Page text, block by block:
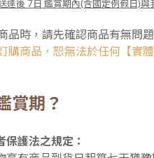
達後 7日 鑑賞期內(含國定例假日)與
品時，請先確認商品有無問
購商品，恕無法於任何【實
賞期？
保護法之規定：